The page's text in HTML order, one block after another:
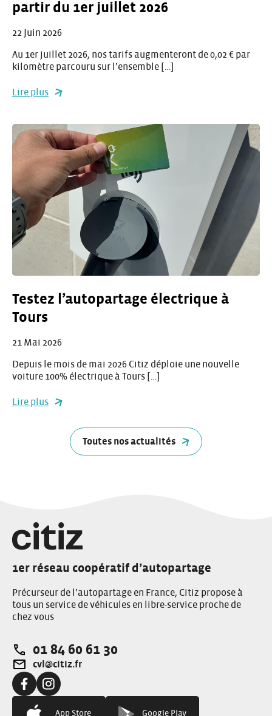
partir du 1er juillet 2026
22 Juin 2026
Au 1er juillet 2026, nos tarifs augmenteront de 0,02 € par
kilomètre parcouru sur l’ensemble […]
Lire plus
Testez l’autopartage électrique à
Tours
21 Mai 2026
Depuis le mois de mai 2026 Citiz déploie une nouvelle
voiture 100% électrique à Tours […]
Lire plus
Toutes nos actualités
1er réseau coopératif d’autopartage
Précurseur de l’autopartage en France, Citiz propose à
tous un service de véhicules en libre-service proche de
chez vous
Téléphone:
01 84 60 61 30
Adresse e-mail:
cvl@citiz.fr
Facebook:Instagram:
App Store Google Play